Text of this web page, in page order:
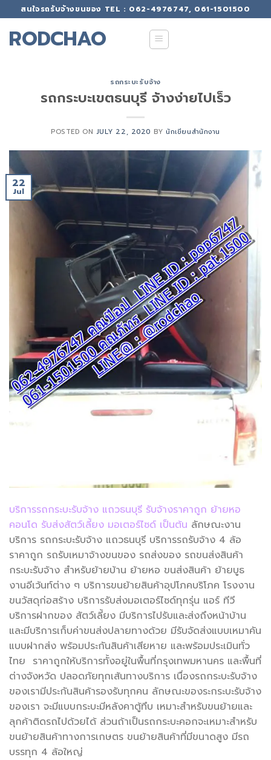
to
content
สนใจรถรับจ้างขนของ TEL : 062-4976747, 061-1501500
RODCHAO
รถกระบะรับจ้าง
รถกระบะเขตธนบุรี จ้างง่ายไปเร็ว
POSTED ON JULY 22, 2020 BYนักเขียนสำนักงาน
22
Jul
บริการรถกระบะรับจ้าง แถวธนบุรี รับจ้างราคาถูก ย้ายหอ
คอนโด รับส่งสัตว์เลี้ยง มอเตอร์ไซด์ เป็นต้น ลักษณะงาน
บริการ รถกระบะรับจ้าง แถวธนบุรี บริการรถรับจ้าง 4 ล้อ
ราคาถูก รถรับเหมาจ้างขนของ รถส่งของ รถขนส่งสินค้า
กระบะรับจ้าง สำหรับย้ายบ้าน ย้ายหอ ขนส่งสินค้า ย้ายบูธ
งานอีเว้นท์ต่าง ๆ บริการขนย้ายสินค้าอุปโภคบริโภค โรงงาน
ขนวัสดุก่อสร้าง บริการรับส่งมอเตอร์ไซด์ทุกรุ่น แอร์ ทีวี
บริการฝากของ สัตว์เลี้ยง มีบริการไปรับและส่งถึงหน้าบ้าน
และมีบริการเก็บค่าขนส่งปลายทางด้วย มีรับจัดส่งแบบเหมาคัน
แบบฝากส่ง พร้อมประกันสินค้าเสียหาย และพร้อมประเมินทั่ว
ไทย ราคาถูกให้บริการทั้งอยู่ในพื้นที่กรุงเทพมหานคร และพื้นที่
ต่างจังหวัด ปลอดภัยทุกเส้นทางบริการ เนื่องรถกระบะรับจ้าง
ของเรามีประกันสินค้ารองรับทุกคน ลักษณะของระกระบะรับจ้าง
ของเรา จะมีแบบกระบะมีหลังคาตู้ทึบ เหมาะสำหรับขนย้ายและ
ลุกค้าติดรถไปด้วยได้ ส่วนถ้าเป็นรถกระบะคอกจะเหมาะสำหรับ
ขนย้ายสินค้าทางการเกษตร ขนย้ายสินค้าที่มีขนาดสูง มีรถ
บรรทุก 4 ล้อใหญ่